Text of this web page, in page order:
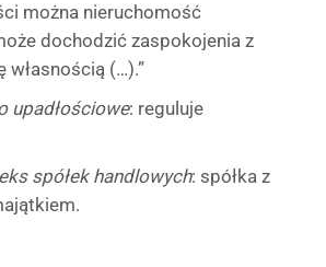
można nieruchomość
dochodzić zaspokojenia z
własnością (…).”
upadłościowe: reguluje
spółek handlowych: spółka z